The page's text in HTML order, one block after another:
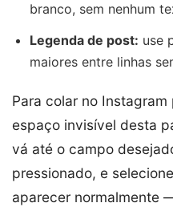
branco, sem nenhum
Legenda de post: use
maiores entre linhas
Para colar no
espaço invisível desta
vá até o campo
pressionado, e selecione
aparecer normalmente